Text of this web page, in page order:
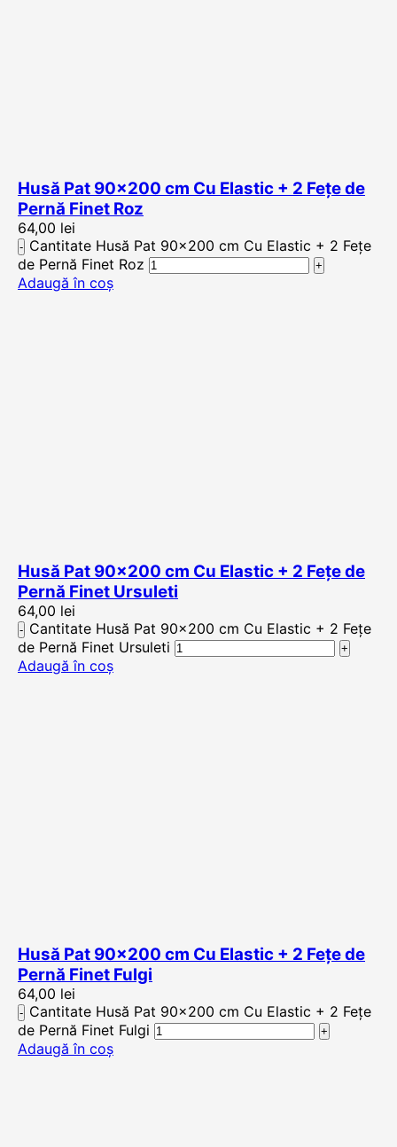
Husă Pat 90×200 cm Cu Elastic + 2 Fețe de
Pernă Finet Roz
64,00 lei
Cantitate Husă Pat 90x200 cm Cu Elastic + 2 Fețe
de Pernă Finet Roz
Adaugă în coș
Husă Pat 90×200 cm Cu Elastic + 2 Fețe de
Pernă Finet Ursuleti
64,00 lei
Cantitate Husă Pat 90x200 cm Cu Elastic + 2 Fețe
de Pernă Finet Ursuleti
Adaugă în coș
Husă Pat 90×200 cm Cu Elastic + 2 Fețe de
Pernă Finet Fulgi
64,00 lei
Cantitate Husă Pat 90x200 cm Cu Elastic + 2 Fețe
de Pernă Finet Fulgi
Adaugă în coș